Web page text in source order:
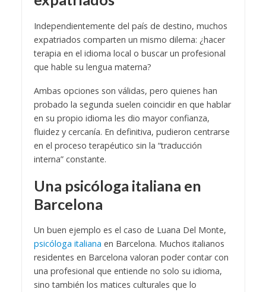
Independientemente del país de destino, muchos
expatriados comparten un mismo dilema: ¿hacer
terapia en el idioma local o buscar un profesional
que hable su lengua materna?
Ambas opciones son válidas, pero quienes han
probado la segunda suelen coincidir en que hablar
en su propio idioma les dio mayor confianza,
fluidez y cercanía. En definitiva, pudieron centrarse
en el proceso terapéutico sin la “traducción
interna” constante.
Una psicóloga italiana en
Barcelona
Un buen ejemplo es el caso de Luana Del Monte,
psicóloga italiana en Barcelona. Muchos italianos
residentes en Barcelona valoran poder contar con
una profesional que entiende no solo su idioma,
sino también los matices culturales que lo